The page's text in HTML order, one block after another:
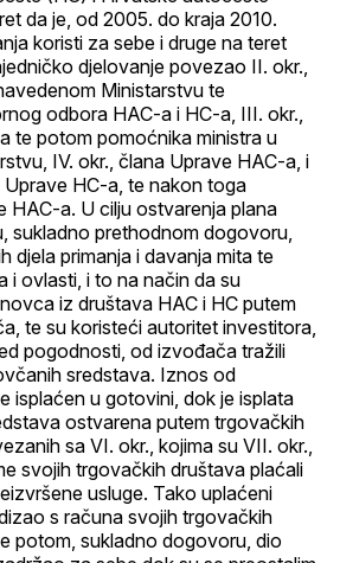
da je, od 2005. do kraja 2010.
koristi za sebe i druge na teret
djelovanje povezao II. okr.,
Ministarstvu te
odbora HAC-a i HC-a, III. okr.,
te potom pomoćnika ministra u
IV. okr., člana Uprave HAC-a, i
Uprave HC-a, te nakon toga
HAC-a. U cilju ostvarenja plana
sukladno prethodnom dogovoru,
djela primanja i davanja mita te
i ovlasti, i to na način da su
iz društava HAC i HC putem
te su koristeći autoritet investitora,
pogodnosti, od izvođača tražili
sredstava. Iznos od
isplaćen u gotovini, dok je isplata
ostvarena putem trgovačkih
sa VI. okr., kojima su VII. okr.,
svojih trgovačkih društava plaćali
usluge. Tako uplaćeni
s računa svojih trgovačkih
potom, sukladno dogovoru, dio